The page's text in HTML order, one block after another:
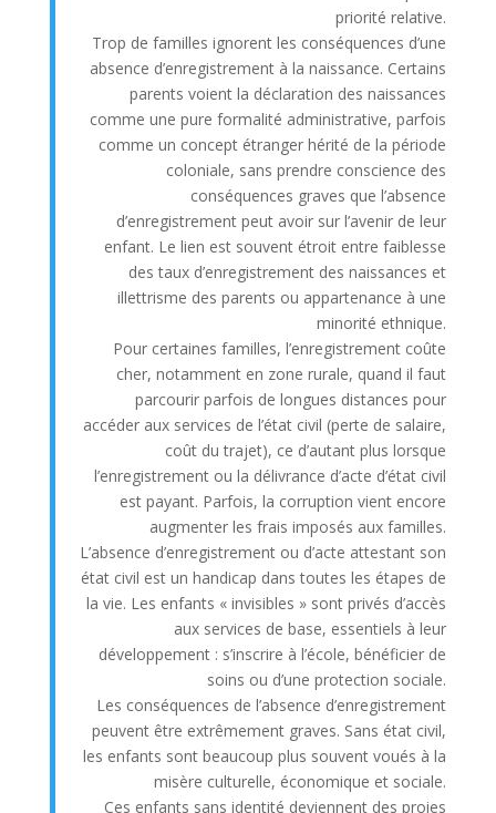
priorité relative.
Trop de familles ignorent les conséquences d’une
absence d’enregistrement à la naissance. Certains
parents voient la déclaration des naissances
comme une pure formalité administrative, parfois
comme un concept étranger hérité de la période
coloniale, sans prendre conscience des
conséquences graves que l’absence
d’enregistrement peut avoir sur l’avenir de leur
enfant. Le lien est souvent étroit entre faiblesse
des taux d’enregistrement des naissances et
illettrisme des parents ou appartenance à une
minorité ethnique.
Pour certaines familles, l’enregistrement coûte
cher, notamment en zone rurale, quand il faut
parcourir parfois de longues distances pour
accéder aux services de l’état civil (perte de salaire,
coût du trajet), ce d’autant plus lorsque
l’enregistrement ou la délivrance d’acte d’état civil
est payant. Parfois, la corruption vient encore
augmenter les frais imposés aux familles.
L’absence d’enregistrement ou d’acte attestant son
état civil est un handicap dans toutes les étapes de
la vie. Les enfants « invisibles » sont privés d’accès
aux services de base, essentiels à leur
développement : s’inscrire à l’école, bénéficier de
soins ou d’une protection sociale.
Les conséquences de l’absence d’enregistrement
peuvent être extrêmement graves. Sans état civil,
les enfants sont beaucoup plus souvent voués à la
misère culturelle, économique et sociale.
Ces enfants sans identité deviennent des proies